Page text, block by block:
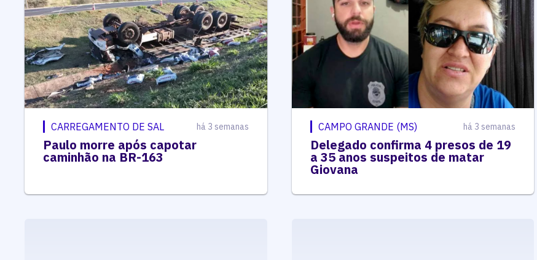
CARREGAMENTO DE SAL há 3 semanas
Paulo morre após capotar
caminhão na BR-163
CAMPO GRANDE (MS) há 3 semanas
Delegado confirma 4 presos de 19
a 35 anos suspeitos de matar
Giovana